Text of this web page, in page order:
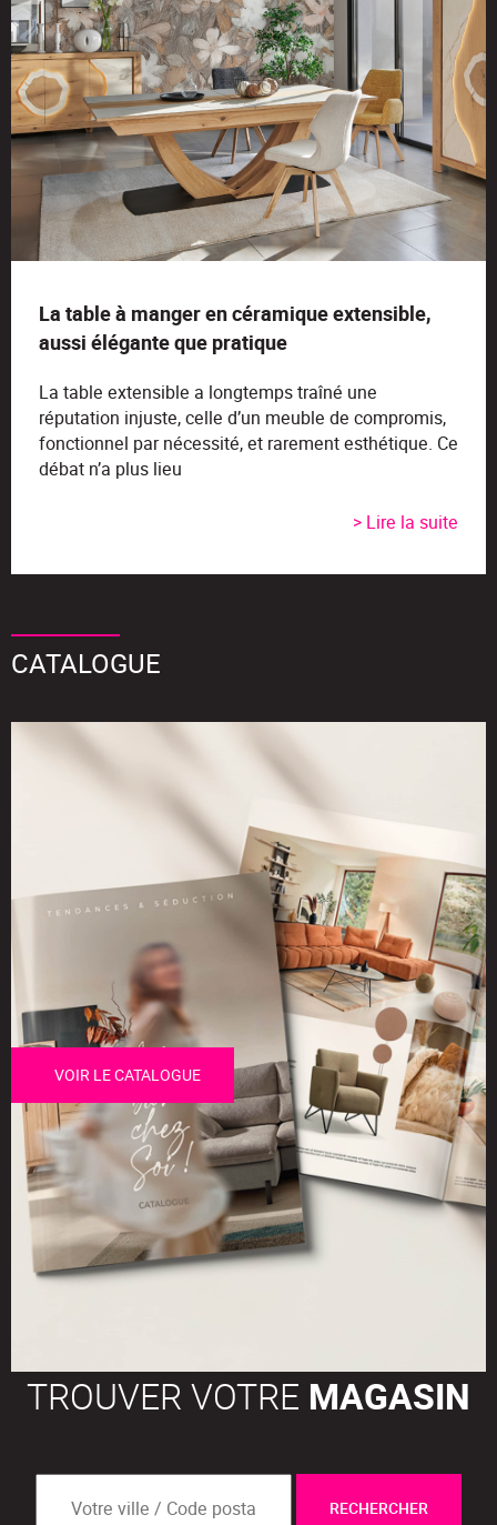
La table à manger en céramique extensible,
aussi élégante que pratique
La table extensible a longtemps traîné une
réputation injuste, celle d’un meuble de compromis,
fonctionnel par nécessité, et rarement esthétique. Ce
débat n’a plus lieu
> Lire la suite
CATALOGUE
VOIR LE CATALOGUE
TROUVER VOTRE MAGASIN
RECHERCHER